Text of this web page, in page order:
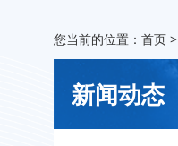
您当前的位置： 首页 >
新闻动态